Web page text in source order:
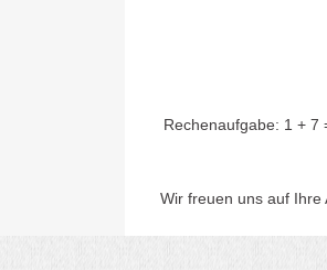
Rechenaufgabe: 1 + 7
Wir freuen uns auf Ihre